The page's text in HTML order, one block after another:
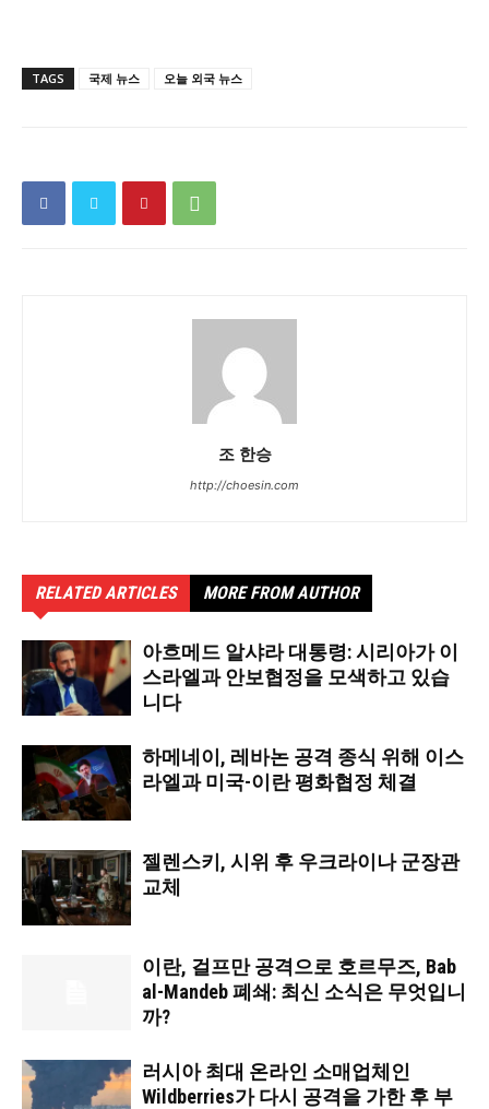
TAGS 국제 뉴스 오늘 외국 뉴스
조 한승
http://choesin.com
RELATED ARTICLES MORE FROM AUTHOR
아흐메드 알샤라 대통령: 시리아가 이
스라엘과 안보협정을 모색하고 있습
니다
하메네이, 레바논 공격 종식 위해 이스
라엘과 미국-이란 평화협정 체결
젤렌스키, 시위 후 우크라이나 군장관
교체
이란, 걸프만 공격으로 호르무즈, Bab
al-Mandeb 폐쇄: 최신 소식은 무엇입니
까?
러시아 최대 온라인 소매업체인
Wildberries가 다시 공격을 가한 후 부